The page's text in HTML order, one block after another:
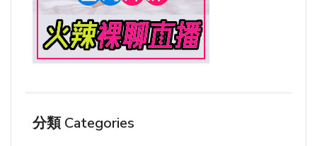
分類 Categories